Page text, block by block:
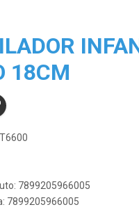
18CM
7899205966005
7899205966005